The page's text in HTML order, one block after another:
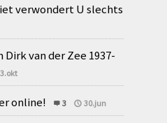
verwondert U slechts
Dirk van der Zee 1937-
online! 3 30.jun